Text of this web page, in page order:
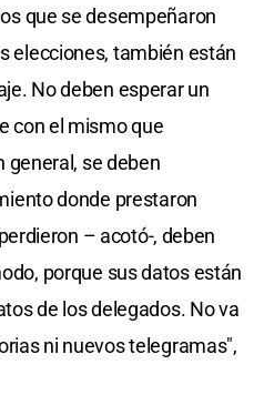
que se desempeñaron
elecciones, también están
No deben esperar un
con el mismo que
general, se deben
donde prestaron
– acotó-, deben
porque sus datos están
de los delegados. No va
ni nuevos telegramas",